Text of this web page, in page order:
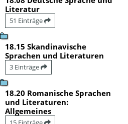
Literatur
51 Einträge
18.15 Skandinavische
Sprachen und Literaturen
3 Einträge
18.20 Romanische Sprachen
und Literaturen:
Allgemeines